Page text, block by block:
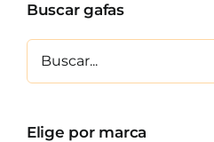
Buscar gafas
Elige por marca